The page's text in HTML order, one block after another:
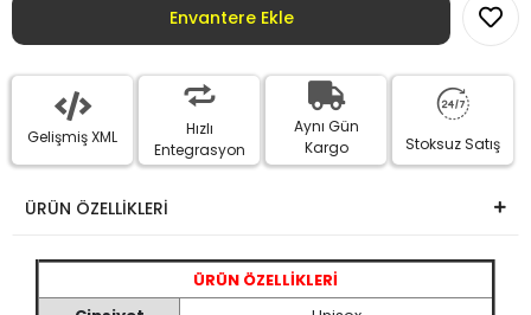
Envantere Ekle
Gelişmiş XML
Hızlı
Entegrasyon
Aynı Gün
Kargo
Stoksuz Satış
ÜRÜN ÖZELLİKLERİ
ÜRÜN ÖZELLİKLERİ